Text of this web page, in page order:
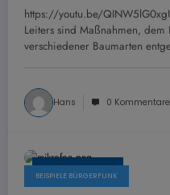
https://youtu.be/
Leiters sind Maßnahmen,
verschiedener Baumarten
Hans 0 Kommentare
26. Januar 2022
BEISPIELE BÜRGERFUNK